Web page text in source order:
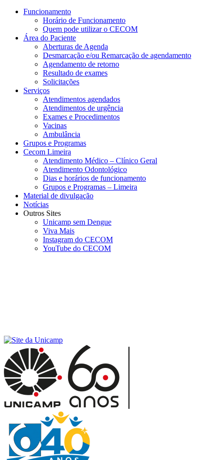
Funcionamento
Horário de Funcionamento
Quem pode utilizar o CECOM
Área do Paciente
Aberturas de Agenda
Desmarcação e/ou Remarcação de agendamento
Agendamento de retorno
Resultado de exames
Solicitações
Serviços
Atendimentos agendados
Atendimentos de urgência
Exames e Procedimentos
Vacinas
Ambulância
Grupos e Programas
Cecom Limeira
Atendimento Médico – Clínico Geral
Atendimento Odontológico
Dias e horários de funcionamento
Grupos e Programas – Limeira
Material de divulgação
Notícias
Outros Sites
Unicamp sem Dengue
Viva Mais
Instagram do CECOM
YouTube do CECOM